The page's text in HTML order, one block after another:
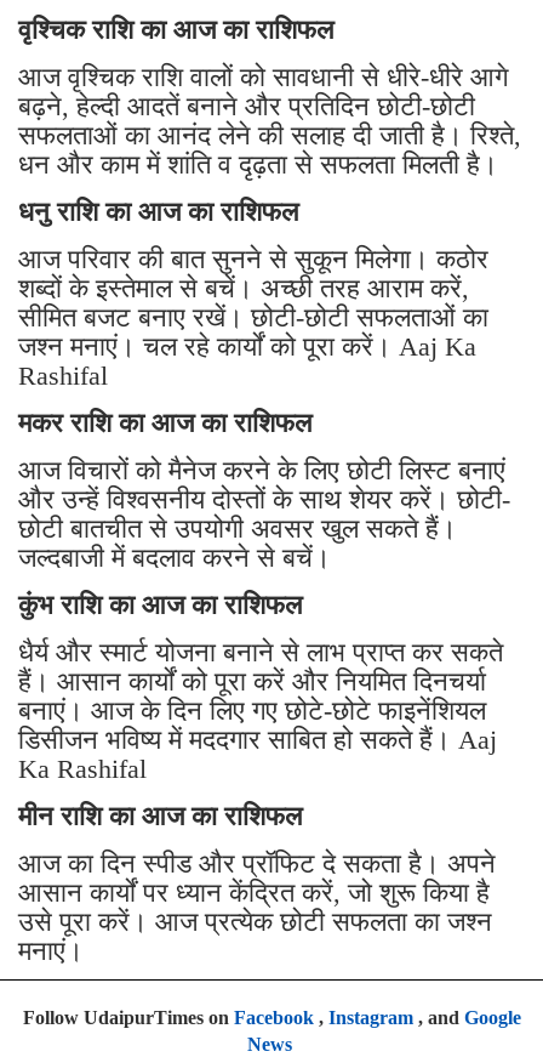
वृश्चिक राशि का आज का राशिफल
आज वृश्चिक राशि वालों को सावधानी से धीरे-धीरे आगे
बढ़ने, हेल्दी आदतें बनाने और प्रतिदिन छोटी-छोटी
सफलताओं का आनंद लेने की सलाह दी जाती है। रिश्ते,
धन और काम में शांति व दृढ़ता से सफलता मिलती है।
धनु राशि का आज का राशिफल
आज परिवार की बात सुनने से सुकून मिलेगा। कठोर
शब्दों के इस्तेमाल से बचें। अच्छी तरह आराम करें,
सीमित बजट बनाए रखें। छोटी-छोटी सफलताओं का
जश्न मनाएं। चल रहे कार्यों को पूरा करें। Aaj Ka
Rashifal
मकर राशि का आज का राशिफल
आज विचारों को मैनेज करने के लिए छोटी लिस्ट बनाएं
और उन्हें विश्वसनीय दोस्तों के साथ शेयर करें। छोटी-
छोटी बातचीत से उपयोगी अवसर खुल सकते हैं।
जल्दबाजी में बदलाव करने से बचें।
कुंभ राशि का आज का राशिफल
धैर्य और स्मार्ट योजना बनाने से लाभ प्राप्त कर सकते
हैं। आसान कार्यों को पूरा करें और नियमित दिनचर्या
बनाएं। आज के दिन लिए गए छोटे-छोटे फाइनेंशियल
डिसीजन भविष्य में मददगार साबित हो सकते हैं। Aaj
Ka Rashifal
मीन राशि का आज का राशिफल
आज का दिन स्पीड और प्रॉफिट दे सकता है। अपने
आसान कार्यों पर ध्यान केंद्रित करें, जो शुरू किया है
उसे पूरा करें। आज प्रत्येक छोटी सफलता का जश्न
मनाएं।
Follow UdaipurTimes on Facebook, Instagram, and Google
News